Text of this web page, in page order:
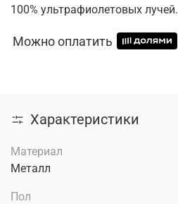
100% ультрафиолетовых лучей.
Можно оплатить
Характеристики
Материал
Металл
Пол